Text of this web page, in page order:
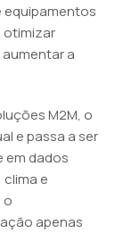
equipamentos
otimizar
a
M2M, o
e passa a ser
dados
e
o
apenas